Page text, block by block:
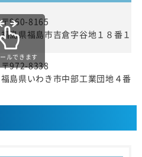
〒960-8165
福島県福島市吉倉字谷地１８番１
〒972-8338
福島県いわき市中部工業団地４番
ルできます